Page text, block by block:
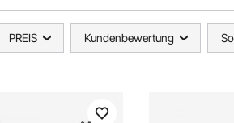
PREIS Kundenbewertung